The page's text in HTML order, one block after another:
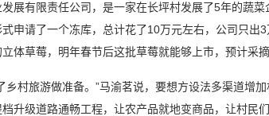
有限责任公司，是一家在长坪村发展了5年的蔬菜
申请了一个冻库，总计花了10万元左右，公司只
体草莓，明年春节后这批草莓就能够上市，预计采
村旅游做准备。”马渝茗说，要想方设法多渠道增
升级道路通畅工程，让农产品就地变商品，让村民们